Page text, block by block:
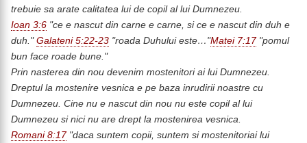
trebuie sa arate calitatea lui de copil al lui Dumnezeu.
Ioan 3:6 "ce e nascut din carne e carne, si ce e nascut din duh e
duh." Galateni 5:22-23 "roada Duhului este…"Matei 7:17"pomul
bun face roade bune."
Prin nasterea din nou devenim mostenitori ai lui Dumnezeu.
Dreptul la mostenire vesnica e pe baza inrudirii noastre cu
Dumnezeu. Cine nu e nascut din nou nu este copil al lui
Dumnezeu si nici nu are drept la mostenirea vesnica.
Romani 8:17"daca suntem copii, suntem si mostenitoriai lui